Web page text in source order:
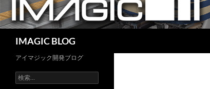
ッ
プ
IMAGIC BLOG
アイマジック開発ブログ
検
索: